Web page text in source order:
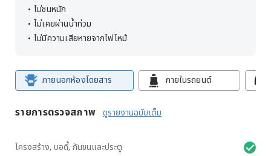
ไม่ชนหนัก
ไม่เคยผ่านน้ำท่วม
ไม่มีความเสียหายจากไฟไหม้
ภายนอกห้องโดยสาร ภายในรถยนต์
รายการตรวจสภาพ ดูรายงานฉบับเต็ม
โครงสร้าง, บอดี้, กันชนและประตู